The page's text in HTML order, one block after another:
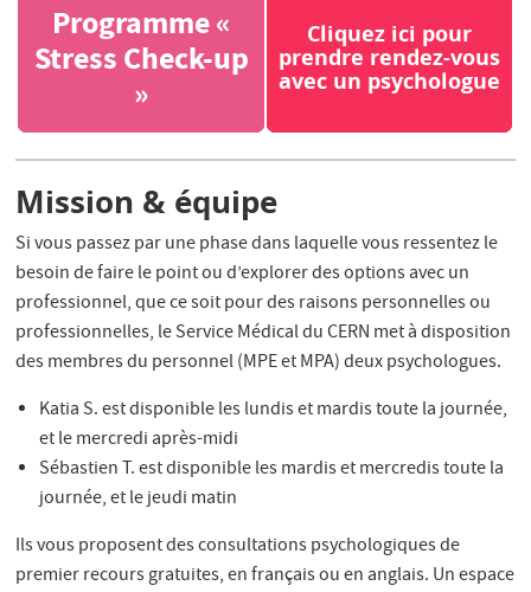
Programme «
Stress Check-up
»
Cliquez ici pour
prendre rendez-vous
avec un psychologue
Mission & équipe
Si vous passez par une phase dans laquelle vous ressentez le
besoin de faire le point ou d’explorer des options avec un
professionnel, que ce soit pour des raisons personnelles ou
professionnelles, le Service Médical du CERN met à disposition
des membres du personnel (MPE et MPA) deux psychologues.
Katia S. est disponible les lundis et mardis toute la journée,
et le mercredi après-midi
Sébastien T. est disponible les mardis et mercredis toute la
journée, et le jeudi matin
Ils vous proposent des consultations psychologiques de
premier recours gratuites, en français ou en anglais. Un espace